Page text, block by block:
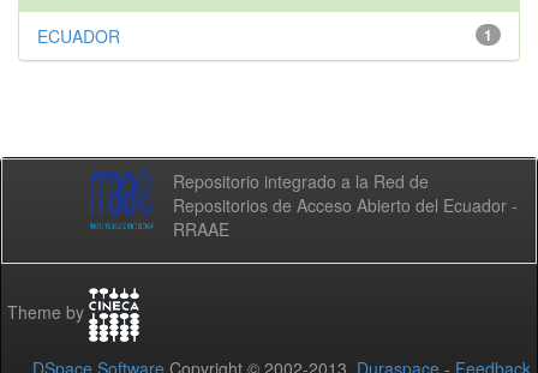
1
ECUADOR
Repositorio integrado a la Red de
Repositorios de Acceso Abierto del Ecuador -
RRAAE
Theme by
DSpace Software Copyright © 2002-2013 Duraspace - Feedback